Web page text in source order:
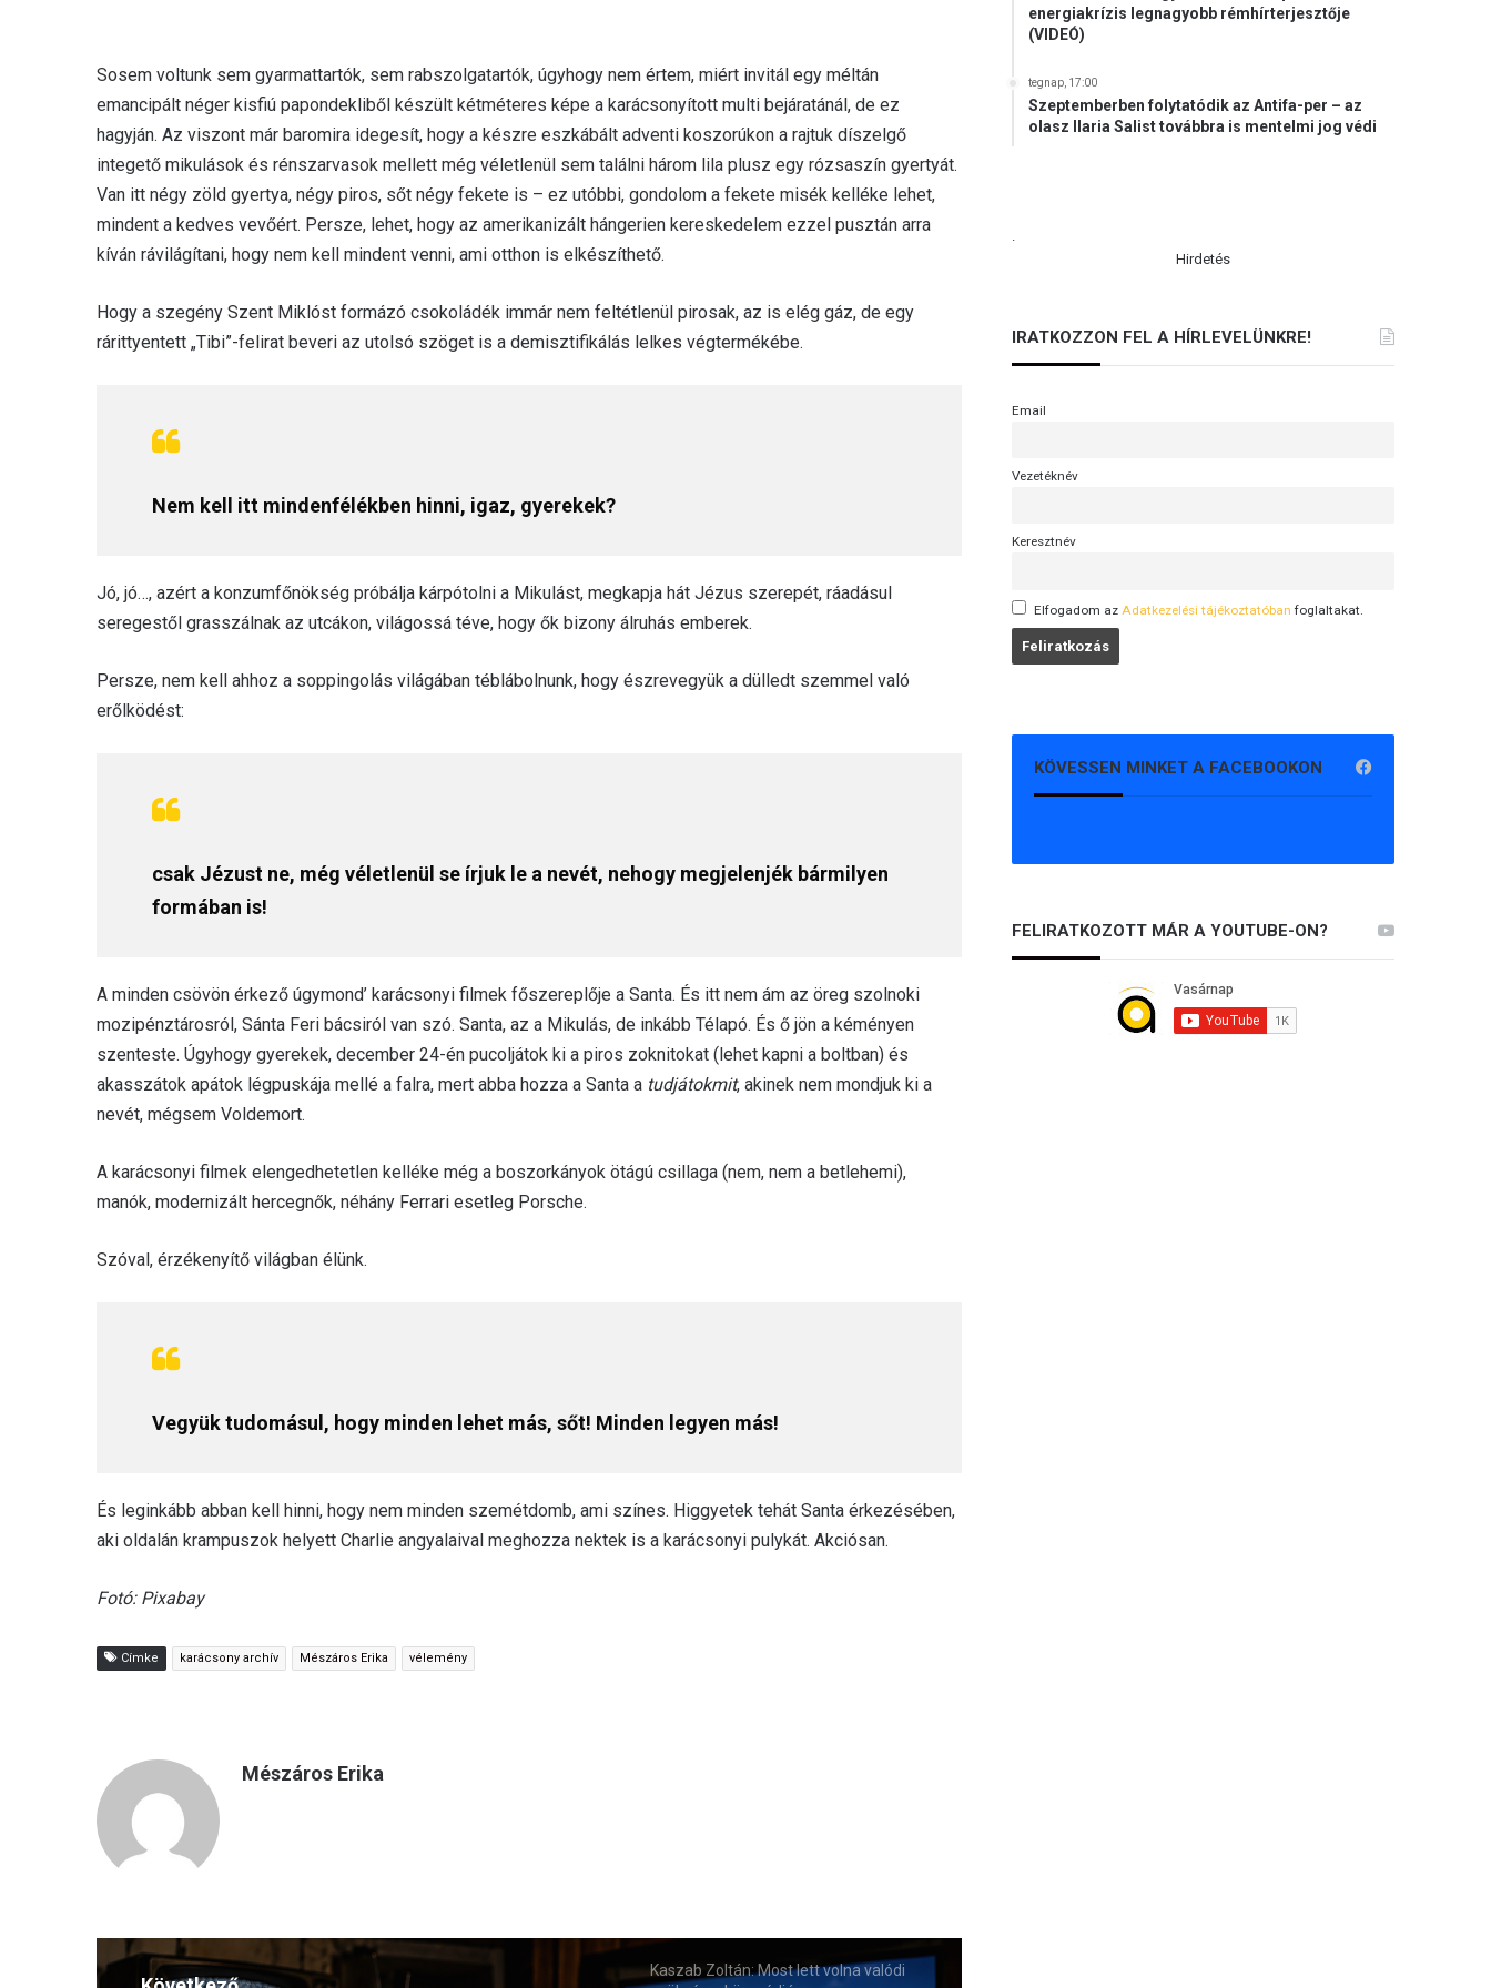
Sosem voltunk sem gyarmattartók, sem rabszolgatartók, úgyhogy nem értem, miért invitál egy méltán
emancipált néger kisfiú papondekliből készült kétméteres képe a karácsonyított multi bejáratánál, de ez
hagyján. Az viszont már baromira idegesít, hogy a készre eszkábált adventi koszorúkon a rajtuk díszelgő
integető mikulások és rénszarvasok mellett még véletlenül sem találni három lila plusz egy rózsaszín gyertyát.
Van itt négy zöld gyertya, négy piros, sőt négy fekete is – ez utóbbi, gondolom a fekete misék kelléke lehet,
mindent a kedves vevőért. Persze, lehet, hogy az amerikanizált hángerien kereskedelem ezzel pusztán arra
kíván rávilágítani, hogy nem kell mindent venni, ami otthon is elkészíthető.
Hogy a szegény Szent Miklóst formázó csokoládék immár nem feltétlenül pirosak, az is elég gáz, de egy
rárittyentett „Tibi”-felirat beveri az utolsó szöget is a demisztifikálás lelkes végtermékébe.
Nem kell itt mindenfélékben hinni, igaz, gyerekek?
Jó, jó…, azért a konzumfőnökség próbálja kárpótolni a Mikulást, megkapja hát Jézus szerepét, ráadásul
seregestől grasszálnak az utcákon, világossá téve, hogy ők bizony álruhás emberek.
Persze, nem kell ahhoz a soppingolás világában téblábolnunk, hogy észrevegyük a dülledt szemmel való
erőlködést:
csak Jézust ne, még véletlenül se írjuk le a nevét, nehogy megjelenjék bármilyen
formában is!
A minden csövön érkező úgymond’ karácsonyi filmek főszereplője a Santa. És itt nem ám az öreg szolnoki
mozipénztárosról, Sánta Feri bácsiról van szó. Santa, az a Mikulás, de inkább Télapó. És ő jön a kéményen
szenteste. Úgyhogy gyerekek, december 24-én pucoljátok ki a piros zoknitokat (lehet kapni a boltban) és
akasszátok apátok légpuskája mellé a falra, mert abba hozza a Santa a tudjátokmit, akinek nem mondjuk ki a
nevét, mégsem Voldemort.
A karácsonyi filmek elengedhetetlen kelléke még a boszorkányok ötágú csillaga (nem, nem a betlehemi),
manók, modernizált hercegnők, néhány Ferrari esetleg Porsche.
Szóval, érzékenyítő világban élünk.
Vegyük tudomásul, hogy minden lehet más, sőt! Minden legyen más!
És leginkább abban kell hinni, hogy nem minden szemétdomb, ami színes. Higgyetek tehát Santa érkezésében,
aki oldalán krampuszok helyett Charlie angyalaival meghozza nektek is a karácsonyi pulykát. Akciósan.
Fotó: Pixabay
Címke karácsony archív Mészáros Erika vélemény
Mészáros Erika
Kaszab Zoltán: Most lett volna valódi
energiakrízis legnagyobb rémhírterjesztője
(VIDEÓ)
tegnap, 17:00
Szeptemberben folytatódik az Antifa-per – az
olasz Ilaria Salist továbbra is mentelmi jog védi
.
Hirdetés
IRATKOZZON FEL A HÍRLEVELÜNKRE!
Email
Vezetéknév
Keresztnév
Elfogadom az Adatkezelési tájékoztatóban foglaltakat.
KÖVESSEN MINKET A FACEBOOKON
FELIRATKOZOTT MÁR A YOUTUBE-ON?